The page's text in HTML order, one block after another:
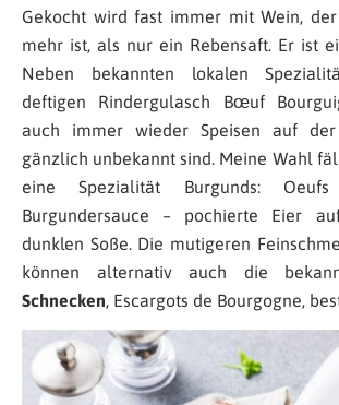
Gekocht wird fast immer mit Wein,
mehr ist, als nur ein Rebensaft. Er ist
Neben bekannten lokalen
deftigen Rindergulasch Bœuf
auch immer wieder Speisen auf
gänzlich unbekannt sind. Meine Wahl
eine Spezialität Burgunds:
Burgundersauce – pochierte Eier
dunklen Soße. Die mutigeren
können alternativ auch die
Schnecken, Escargots de Bourgogne,